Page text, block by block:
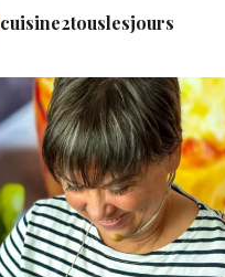
cuisine2touslesjours